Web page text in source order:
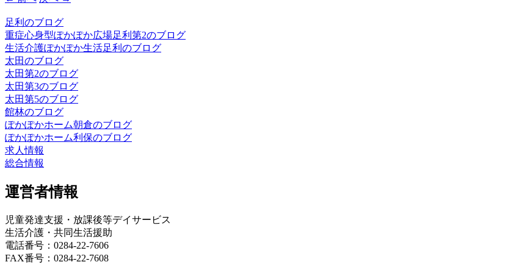
足利のブログ
重症心身型ぽかぽか広場足利第2のブログ
生活介護ぽかぽか生活足利のブログ
太田のブログ
太田第2のブログ
太田第3のブログ
太田第5のブログ
館林のブログ
ぽかぽかホーム朝倉のブログ
ぽかぽかホーム利保のブログ
求人情報
総合情報
運営者情報
児童発達支援・放課後等デイサービス
生活介護・共同生活援助
電話番号：0284-22-7606
FAX番号：0284-22-7608